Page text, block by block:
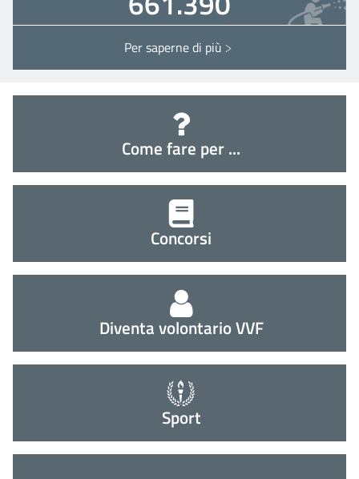
Per saperne di piùInterventi ITALIA
Come fare per ...
Concorsi
Diventa volontario VVF
Sport